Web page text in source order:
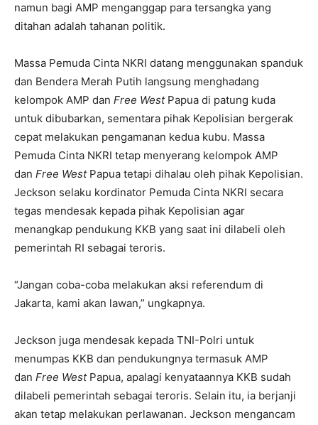
namun bagi AMP menganggap para tersangka yang
ditahan adalah tahanan politik.
Massa Pemuda Cinta NKRI datang menggunakan spanduk
dan Bendera Merah Putih langsung menghadang
kelompok AMP dan Free WestPapua di patung kuda
untuk dibubarkan, sementara pihak Kepolisian bergerak
cepat melakukan pengamanan kedua kubu. Massa
Pemuda Cinta NKRI tetap menyerang kelompok AMP
dan Free WestPapua tetapi dihalau oleh pihak Kepolisian.
Jeckson selaku kordinator Pemuda Cinta NKRI secara
tegas mendesak kepada pihak Kepolisian agar
menangkap pendukung KKB yang saat ini dilabeli oleh
pemerintah RI sebagai teroris.
“Jangan coba-coba melakukan aksi referendum di
Jakarta, kami akan lawan,” ungkapnya.
Jeckson juga mendesak kepada TNI-Polri untuk
menumpas KKB dan pendukungnya termasuk AMP
dan Free WestPapua, apalagi kenyataannya KKB sudah
dilabeli pemerintah sebagai teroris. Selain itu, ia berjanji
akan tetap melakukan perlawanan. Jeckson mengancam